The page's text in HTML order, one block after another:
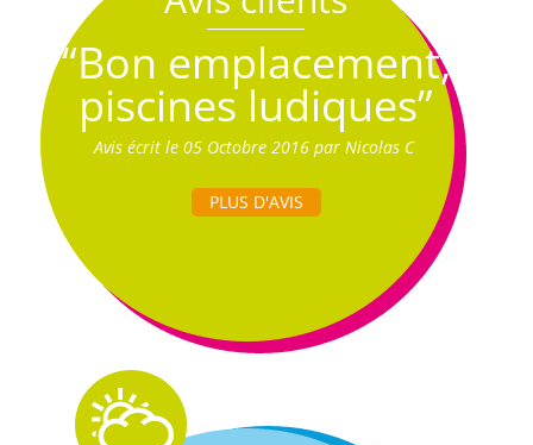
“Bon emplacement,
piscines ludiques”
Avis écrit le 05 Octobre 2016 par Nicolas C
PLUS D'AVIS